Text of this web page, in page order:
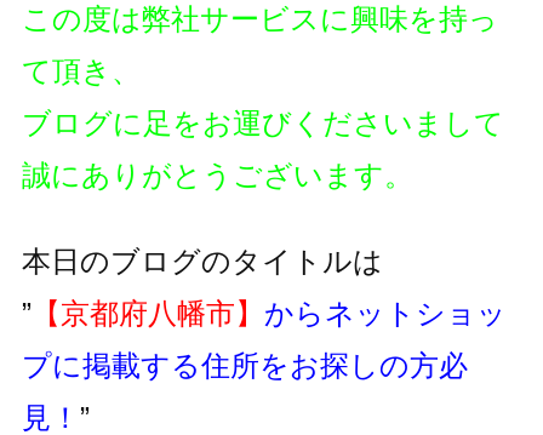
この度は弊社サービスに興味を持っ
て頂き、
ブログに足をお運びくださいまして
誠にありがとうございます。
本日のブログのタイトルは
”【京都府八幡市】 からネットショッ
プに掲載する住所をお探しの方必
見！ ”